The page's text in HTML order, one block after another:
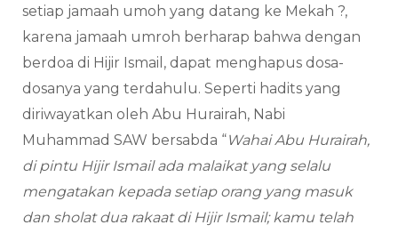
setiap jamaah umoh yang datang ke Mekah ?,
karena jamaah umroh berharap bahwa dengan
berdoa di Hijir Ismail, dapat menghapus dosa-
dosanya yang terdahulu. Seperti hadits yang
diriwayatkan oleh Abu Hurairah, Nabi
Muhammad SAW bersabda “Wahai Abu Hurairah,
di pintu Hijir Ismail ada malaikat yang selalu
mengatakan kepada setiap orang yang masuk
dan sholat dua rakaat di Hijir Ismail; kamu telah